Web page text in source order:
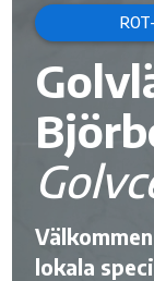
lokala